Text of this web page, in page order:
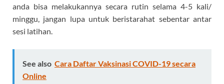
anda bisa melakukannya secara rutin selama 4-5 kali/
minggu, jangan lupa untuk beristarahat sebentar antar
sesi latihan.
See also Cara Daftar Vaksinasi COVID-19 secara
Online